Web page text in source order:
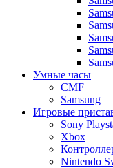
Умные часы
CMF
Samsung
Игровые
Sony
Xbox
Nintendo